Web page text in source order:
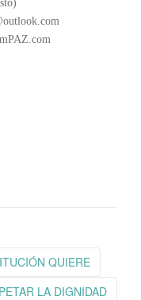
QUIERE
LA DIGNIDAD